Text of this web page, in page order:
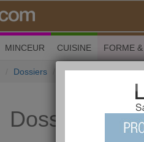
MINCEUR CUISINE FORME
Dossiers Ma séance
Dossiers